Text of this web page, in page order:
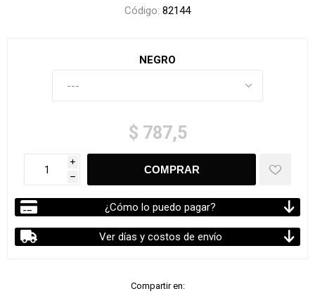
Código: 82144
NEGRO
$ 787,5
i
h
¿Cómo lo puedo pagar?
Ver días y costos de envío
Compartir en: